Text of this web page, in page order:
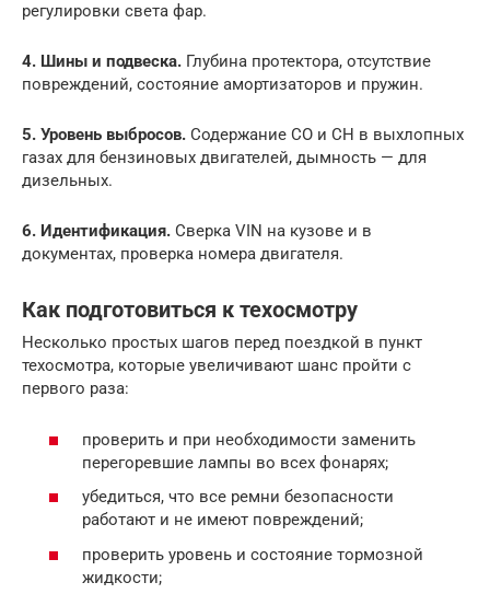
регулировки света фар.
4. Шины и подвеска. Глубина протектора, отсутствие
повреждений, состояние амортизаторов и пружин.
5. Уровень выбросов. Содержание CO и CH в выхлопных
газах для бензиновых двигателей, дымность — для
дизельных.
6. Идентификация. Сверка VIN на кузове и в
документах, проверка номера двигателя.
Как подготовиться к техосмотру
Несколько простых шагов перед поездкой в пункт
техосмотра, которые увеличивают шанс пройти с
первого раза:
проверить и при необходимости заменить
перегоревшие лампы во всех фонарях;
убедиться, что все ремни безопасности
работают и не имеют повреждений;
проверить уровень и состояние тормозной
жидкости;